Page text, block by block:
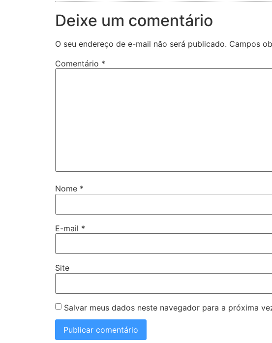
Deixe um comentário
O seu endereço de e-mail não será publicado. Campos
Comentário *
Nome *
E-mail *
Site
Salvar meus dados neste navegador para a próxima